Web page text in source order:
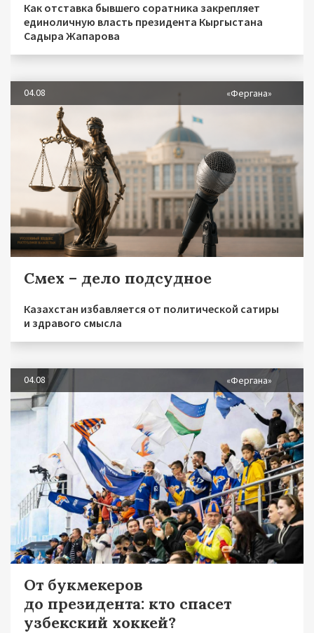
Как отставка бывшего соратника закрепляет
единоличную власть президента Кыргыстана
Садыра Жапарова
04.08 «Фергана»
Смех – дело подсудное
Казахстан избавляется от политической сатиры
и здравого смысла
04.08 «Фергана»
От букмекеров
до президента: кто спасет
узбекский хоккей?